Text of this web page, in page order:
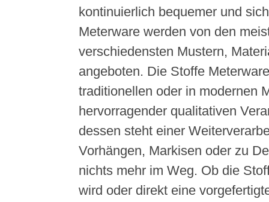
kontinuierlich bequemer und
Meterware werden von den
verschiedensten Mustern,
angeboten. Die Stoffe
traditionellen oder in modernen
hervorragender qualitativen
dessen steht einer
Vorhängen, Markisen oder zu
nichts mehr im Weg. Ob die
wird oder direkt eine